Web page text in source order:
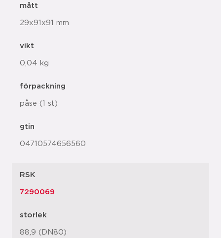
mått
29x91x91 mm
vikt
0,04 kg
förpackning
påse (1 st)
gtin
04710574656560
RSK
7290069
storlek
88,9 (DN80)